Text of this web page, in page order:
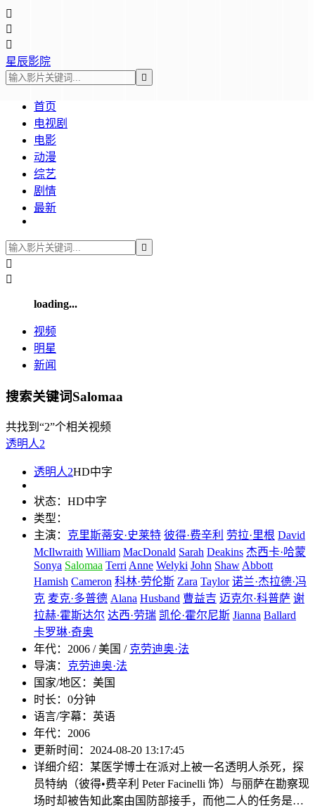



星辰影院

首页
电视剧
电影
动漫
综艺
剧情
最新



loading...
视频
明星
新闻
搜索关键词Salomaa
共找到 “2”个相关视频
透明人2
透明人2HD中字
状态： HD中字
类型：
主演： 克里斯蒂安·史莱特 彼得·费辛利 劳拉·里根 David
McIlwraith William MacDonald Sarah Deakins 杰西卡·哈蒙
Sonya Salomaa TerriAnne Welyki John ShawAbbott
Hamish Cameron 科林·劳伦斯 Zara Taylor 诺兰·杰拉德·冯
克 麦克·多普德 Alana Husband 曹益吉 迈克尔·科普萨 谢
拉赫·霍斯达尔 达西·劳瑞 凯伦·霍尔尼斯 Jianna Ballard
卡罗琳·奇奥
年代： 2006 / 美国 / 克劳迪奥·法
导演： 克劳迪奥·法
国家/地区： 美国
时长： 0分钟
语言/字幕： 英语
年代： 2006
更新时间： 2024-08-20 13:17:45
详细介绍： 某医学博士在派对上被一名透明人杀死，探
员特纳（彼得•费辛利 Peter Facinelli 饰）与丽萨在勘察现
场时却被告知此案由国防部接手，而他二人的任务是…